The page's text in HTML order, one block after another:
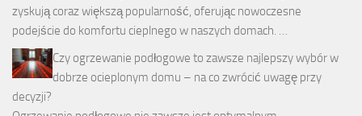
zyskują coraz większą popularność, oferując nowoczesne
podejście do komfortu cieplnego w naszych domach. …
Czy ogrzewanie podłogowe to zawsze najlepszy wybór w
dobrze ocieplonym domu – na co zwrócić uwagę przy
decyzji?